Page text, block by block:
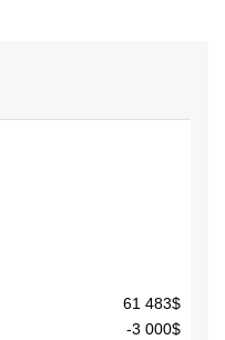
61 483$
-3 000$